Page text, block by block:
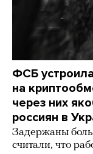
ФСБ
на
через них
россиян в
Задержаны
считали, что